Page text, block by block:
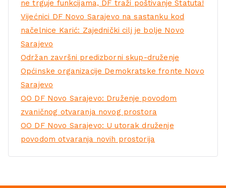
ne trguje funkcijama, DF traži poštivanje Statuta!
Vijećnici DF Novo Sarajevo na sastanku kod
načelnice Karić: Zajednički cilj je bolje Novo
Sarajevo
Održan završni predizborni skup-druženje
Općinske organizacije Demokratske fronte Novo
Sarajevo
OO DF Novo Sarajevo: Druženje povodom
zvaničnog otvaranja novog prostora
OO DF Novo Sarajevo: U utorak druženje
povodom otvaranja novih prostorija